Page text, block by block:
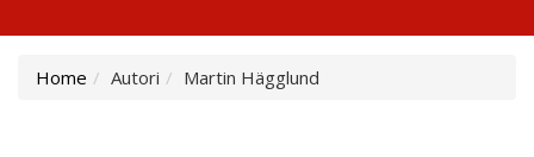
Home Autori Martin Hägglund